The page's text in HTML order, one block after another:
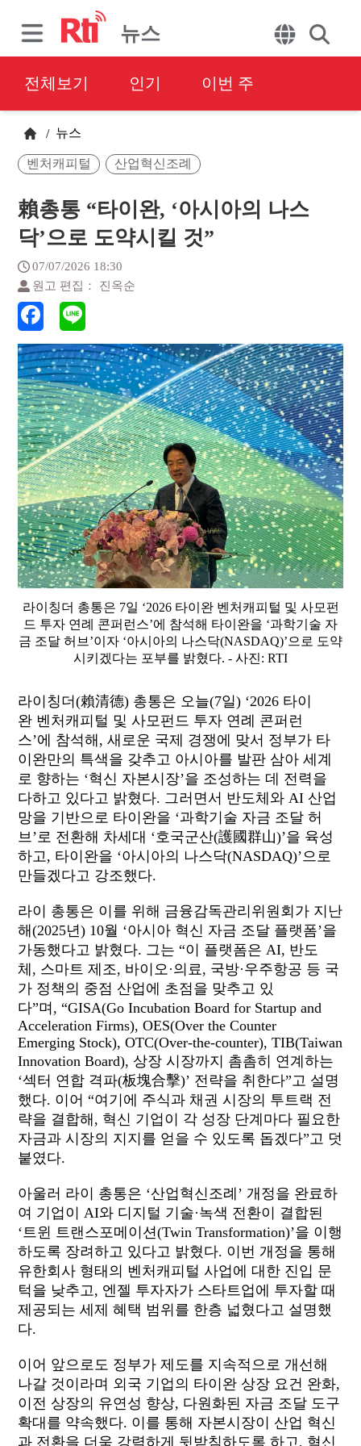
뉴스
전체보기 인기 이번 주
/ 뉴스
벤처캐피털 산업혁신조례
賴총통 “타이완, ‘아시아의 나스
닥’으로 도약시킬 것”
07/07/2026 18:30
원고 편집： 진옥순
라이칭더 총통은 7일 ‘2026 타이완 벤처캐피털 및 사모펀
드 투자 연례 콘퍼런스’에 참석해 타이완을 ‘과학기술 자
금 조달 허브’이자 ‘아시아의 나스닥(NASDAQ)’으로 도약
시키겠다는 포부를 밝혔다. - 사진: RTI
라이칭더(賴清德) 총통은 오늘(7일) ‘2026 타이
완 벤처캐피털 및 사모펀드 투자 연례 콘퍼런
스’에
참석해, 새로운 국제 경쟁에 맞서 정부가 타
이완만의 특색을 갖추고 아시아를 발판 삼아 세계
로 향하는 ‘혁신 자본시장’을 조성하는 데 전력을
다하고 있다고 밝혔다. 그러면서 반도체와 AI 산업
망을 기반으로 타이완을 ‘과학기술 자금 조달 허
브’로 전환해 차세대 ‘호국군산(護 國群山)’을 육성
하고, 타이완을 ‘아시아의 나스닥(NASDAQ)’으로
만들겠다고 강조했다.
라이 총통은 이를 위해 금융감독관리위원회가 지난
해(2025년) 10월 ‘아시아 혁신 자금 조달 플랫폼’을
가동했다고 밝혔다. 그는 “이 플랫폼은 AI, 반도
체, 스마트 제조, 바이오·의료, 국방·우주항공 등 국
가 정책의 중점 산업에 초점을 맞추고 있
다”며, “GISA(Go Incubation Board for Startup and
Acceleration Firms), OES(Over the Counter
Emerging Stock), OTC(Over-the-counter), TIB(Taiwan
Innovation Board), 상장 시장까지 촘촘히 연계하는
‘섹터 연합 격파(板塊合擊)’ 전략을 취한다”고 설명
했다. 이어 “여기에 주식과 채권 시장의 투트랙 전
략을 결합해, 혁신 기업이 각 성장 단계마다 필요한
자금과 시장의 지지를 얻을 수 있도록 돕겠다”고 덧
붙였다.
아울러 라이 총통은 ‘산업혁신조례 ’ 개정을 완료하
여 기업이 AI와 디지털 기술·녹색 전환이
결합된
‘트윈 트랜스포메이션(Twin Transformation)’을 이행
하도록 장려하고 있다고 밝혔다. 이번 개정을 통해
유한회사 형태의 벤처캐피털 사업에 대한 진입 문
턱을 낮추고, 엔젤 투자자가 스타트업에 투자할 때
제공되는 세제 혜택 범위를 한층 넓혔다고 설명했
다.
이어 앞으로도 정부가 제도를 지속적으로 개선해
나갈 것이라며 외국 기업의 타이완 상장 요건 완화,
이전 상장의 유연성 향상, 다원화된 자금 조달 도구
확대를 약속했다. 이를 통해 자본시장이 산업 혁신
과 전환을 더욱 강력하게 뒷받침하도록 하고, 혁신